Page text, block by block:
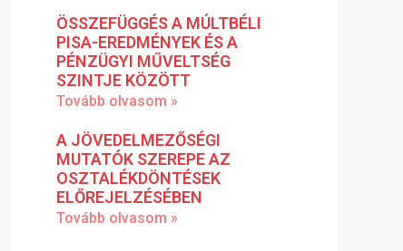
ÖSSZEFÜGGÉS A MÚLTBÉLI
PISA-EREDMÉNYEK ÉS A
PÉNZÜGYI MŰVELTSÉG
SZINTJE KÖZÖTT
Tovább olvasom »
A JÖVEDELMEZŐSÉGI
MUTATÓK SZEREPE AZ
OSZTALÉKDÖNTÉSEK
ELŐREJELZÉSÉBEN
Tovább olvasom »